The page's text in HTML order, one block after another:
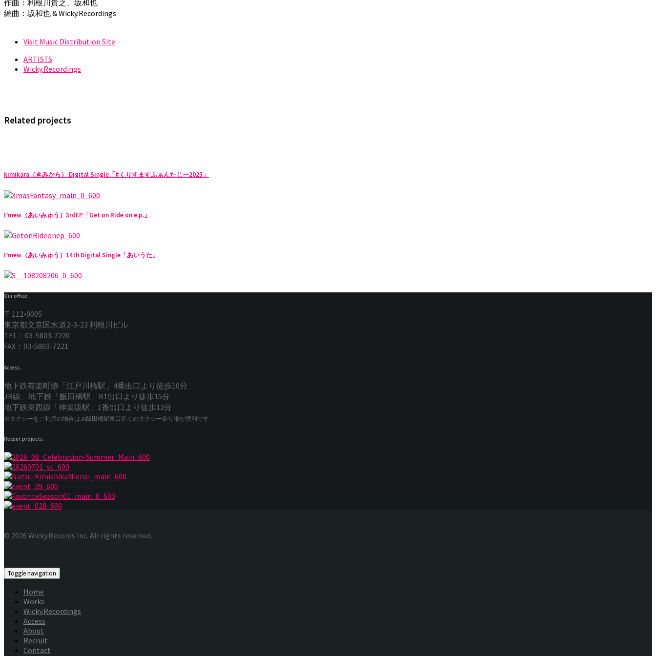
作曲：利根川貴之、坂和也
編曲：坂和也 & Wicky.Recordings
Visit Music Distribution Site
ARTISTS
Wicky.Recordings
Related projects
kimikara（きみから） Digital Single「#くりすますふぁんたじー2025」
I’mew（あいみゅう）3rdEP「Get on Ride on e.p.」
I’mew（あいみゅう）14th Digital Single「あいうた」
Our office.
〒112-0005
東京都文京区水道2-3-23 利根川ビル
TEL：03-5803-7220
FAX：03-5803-7221
Access.
地下鉄有楽町線「江戸川橋駅」4番出口より徒歩10分
JR線、地下鉄「飯田橋駅」B1出口より徒歩15分
地下鉄東西線「神楽坂駅」1番出口より徒歩12分
※タクシーをご利用の場合はJR飯田橋駅東口近くのタクシー乗り場が便利です
Recent projects.
© 2026 Wicky.Records Inc. All rights reserved.
Toggle navigation
Home
Works
Wicky.Recordings
Access
About
Recruit
Contact